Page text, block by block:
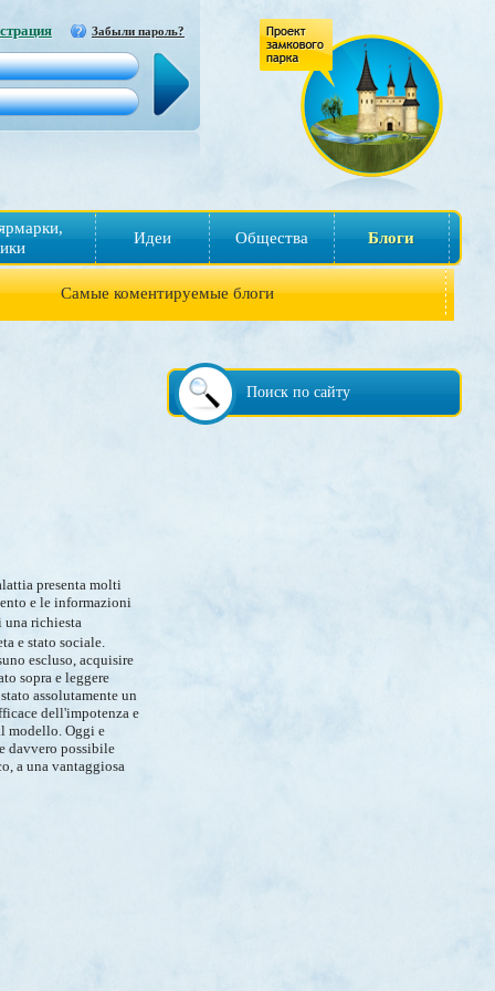
Забыли пароль?
Идеи Общества Блоги
Самые коментируемые блоги
Поиск по сайту
presenta molti
e le informazioni
una richiesta
e stato sociale.
escluso, acquisire
sopra e leggere
assolutamente un
dell'impotenza e
modello. Oggi e
davvero possibile
a una vantaggiosa